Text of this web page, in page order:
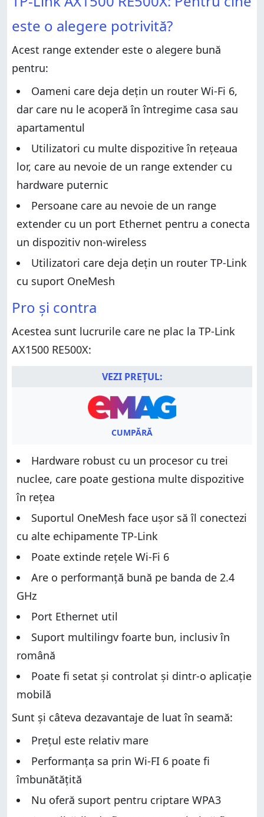
Verdict
Despachetarea TP-Link AX1500 RE500X
Caracteristici hardware și design
Configurarea și utilizarea range extenderului TP-Link
RE500X Wi-Fi 6
Performanța pentru conexiuni Ethernet
Care este părerea ta despre TP-Link AX1500 RE500X?
Verdict
Despachetarea TP-Link AX1500 RE500X
Caracteristici hardware și design
Configurarea și utilizarea range extenderului TP-Link
RE500X Wi-Fi 6
Performanța wireless
Performanța pentru conexiuni Ethernet
Care este părerea ta despre TP-Link AX1500 RE500X?
este o alegere potrivită?
Acest range extender este o alegere bună
pentru:
Oameni care deja dețin un router Wi-Fi 6,
dar care nu le acoperă în întregime casa sau
apartamentul
Utilizatori cu multe dispozitive în rețeaua
lor, care au nevoie de un range extender cu
hardware puternic
Persoane care au nevoie de un range
extender cu un port Ethernet pentru a conecta
un dispozitiv non-wireless
Utilizatori care deja dețin un router TP-Link
cu suport OneMesh
Pro și contra
Acestea sunt lucrurile care ne plac la TP-Link
AX1500 RE500X:
VEZI PREȚUL:
CUMPĂRĂ
Hardware robust cu un procesor cu trei
nuclee, care poate gestiona multe dispozitive
în rețea
Suportul OneMesh face ușor să îl conectezi
cu alte echipamente TP-Link
Poate extinde rețele Wi-Fi 6
Are o performanță bună pe banda de 2.4
GHz
Port Ethernet util
Suport multilingv foarte bun, inclusiv în
română
Poate fi setat și controlat și dintr-o aplicație
mobilă
Sunt și câteva dezavantaje de luat în seamă:
Prețul este relativ mare
Performanța sa prin Wi-FI 6 poate fi
îmbunătățită
Nu oferă suport pentru criptare WPA3